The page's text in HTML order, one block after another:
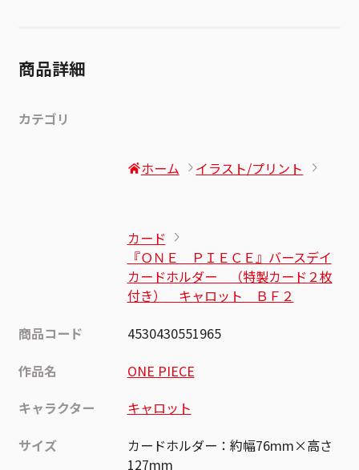
商品詳細
カテゴリ
ホーム イラスト/プリント
カード
『ＯＮＥ ＰＩＥＣＥ』バースデイ
カードホルダー （特製カード２枚
付き） キャロット ＢＦ２
商品コード
4530430551965
作品名
ONE PIECE
キャラクター
キャロット
サイズ
カードホルダー：約幅76mm×高さ
127mm